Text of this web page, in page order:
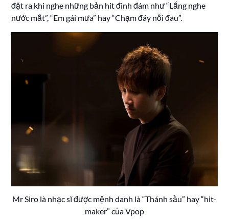
đặt ra khi nghe những bản hit đình đám như “Lắng nghe
nước mắt”, “Em gái mưa” hay “Chạm đáy nỗi đau”.
Mr Siro là nhạc sĩ được mệnh danh là “Thánh sầu” hay “hit-
maker” của Vpop